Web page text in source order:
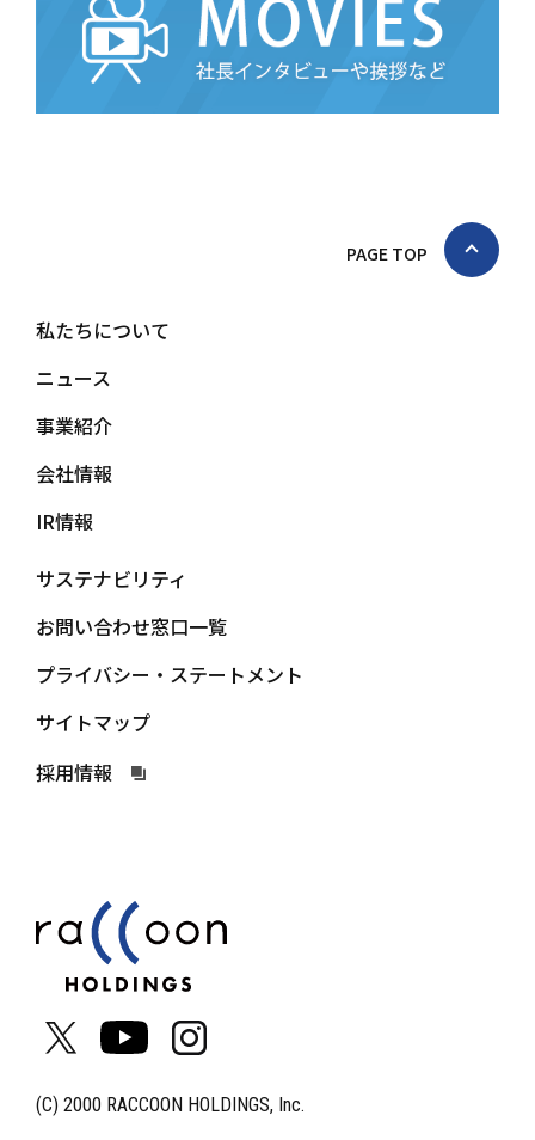
PAGE TOP
(C) 2000 RACCOON HOLDINGS, Inc.
私たちについて
ニュース
事業紹介
会社情報
IR情報
サステナビリティ
お問い合わせ窓口一覧
プライバシー・ステートメント
サイトマップ
採用情報